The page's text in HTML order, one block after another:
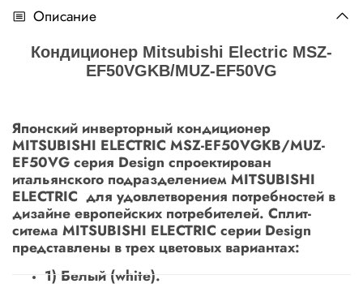
Описание
Кондиционер Mitsubishi Electric MSZ-
EF50VGKB/MUZ-EF50VG
Японский инверторный кондиционер
MITSUBISHI ELECTRIC MSZ-EF50VGKB/MUZ-
EF50VG серия Design спроектирован
итальянского подразделением MITSUBISHI
ELECTRIC для удовлетворения потребностей в
дизайне европейских потребителей. Сплит-
ситема MITSUBISHI ELECTRIC серии Design
представлены в трех цветовых вариантах:
1) Белый (white).